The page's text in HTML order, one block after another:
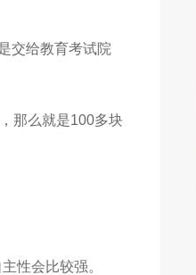
交给教育考试院
那么就是100多块
性会比较强。